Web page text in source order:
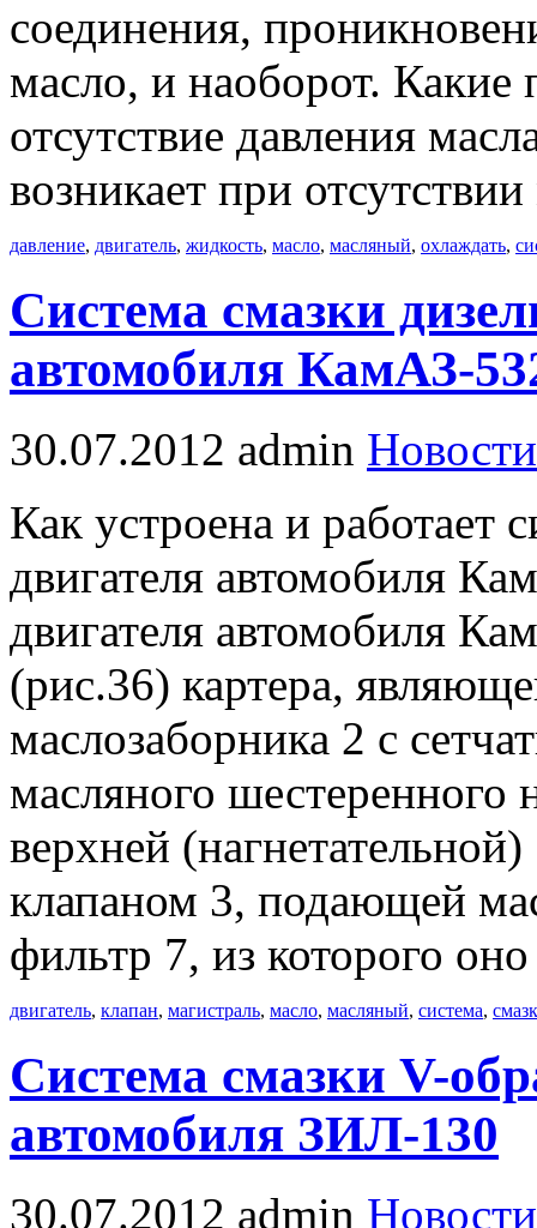
соединения,
масло, и наоборот. Какие
отсутствие давления
возникает при
давление, двигатель, жидкость, масло, масляный, охлаждать,
Система смазки
автомобиля КамАЗ-
30.07.2012 admin Новости
Как устроена и работает
двигателя автомобиля
двигателя автомобиля
(рис.36) картера,
маслозаборника 2 с
масляного шестеренного
верхней
клапаном 3, подающей
фильтр 7, из которого
двигатель, клапан, магистраль, масло, масляный, система,
Система смазки V-
автомобиля ЗИЛ-130
30.07.2012 admin Новости